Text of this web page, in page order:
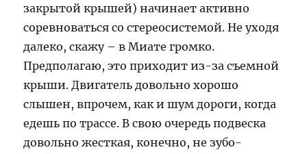
закрытой крышей) начинает активно
соревноваться со стереосистемой. Не уходя
далеко, скажу – в Миате громко.
Предполагаю, это приходит из-за съемной
крыши. Двигатель довольно хорошо
слышен, впрочем, как и шум дороги, когда
едешь по трассе. В свою очередь подвеска
довольно жесткая, конечно, не зубо-